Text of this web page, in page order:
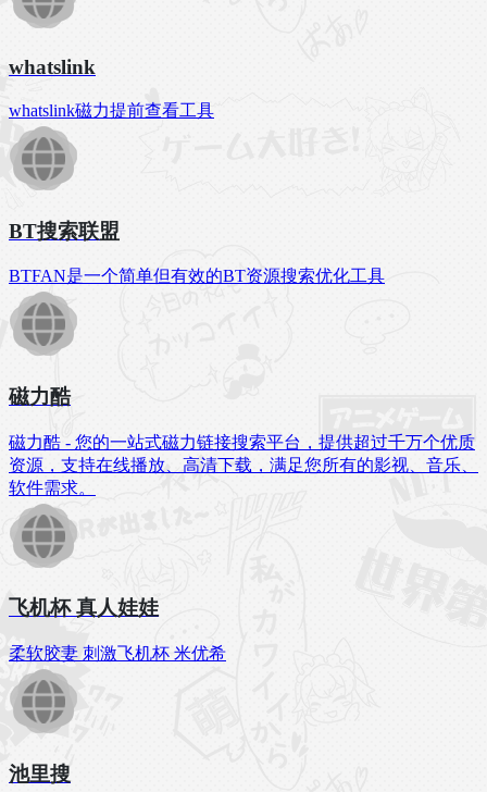
whatslink
whatslink磁力提前查看工具
BT搜索联盟
BTFAN是一个简单但有效的BT资源搜索优化工具
磁力酷
磁力酷 - 您的一站式磁力链接搜索平台，提供超过千万个优质
资源，支持在线播放、高清下载，满足您所有的影视、音乐、
软件需求。
飞机杯 真人娃娃
柔软胶妻 刺激飞机杯 米优希
池里搜